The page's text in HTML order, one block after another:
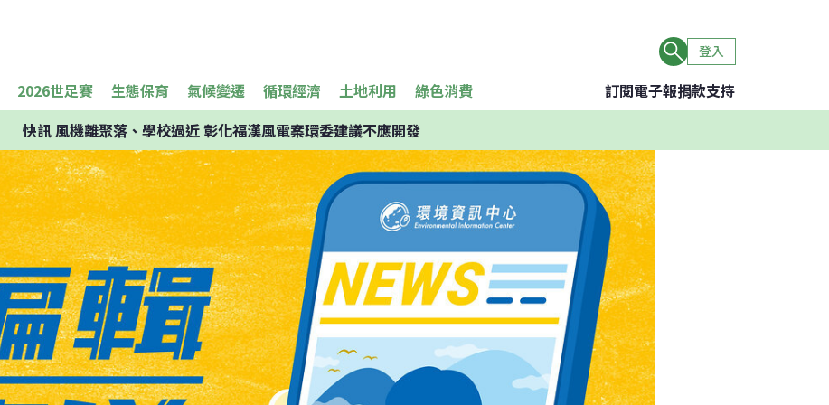
登入
2026世足賽 生態保育 氣候變遷 循環經濟 土地利用 綠色消費 訂閱電子報捐款支持
快訊風機離聚落、學校過近 彰化福漢風電案環委建議不應開發